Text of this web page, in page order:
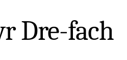
Dre-fach